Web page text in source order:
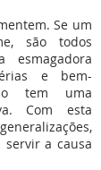
Se um
são todos
esmagadora
e bem-
tem uma
Com esta
a causa